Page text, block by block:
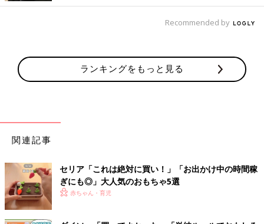
Recommended by
ランキングをもっと見る
関連記事
セリア「これは絶対に買い！」「お出かけ中の時間稼
ぎにも◎」大人気のおもちゃ5選
赤ちゃん・育児